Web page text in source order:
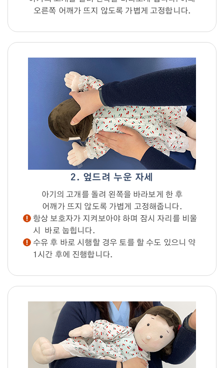
오른쪽 어깨가 뜨지 않도록 가볍게 고정합니다.
2. 엎드려 누운 자세
아기의 고개를 돌려 왼쪽을 바라보게 한 후
어깨가 뜨지 않도록 가볍게 고정해줍니다.
항상 보호자가 지켜보아야 하며 잠시 자리를 비울
시 바로 눕힙니다.
수유 후 바로 시행할 경우 토를 할 수도 있으니 약
1시간 후에 진행합니다.